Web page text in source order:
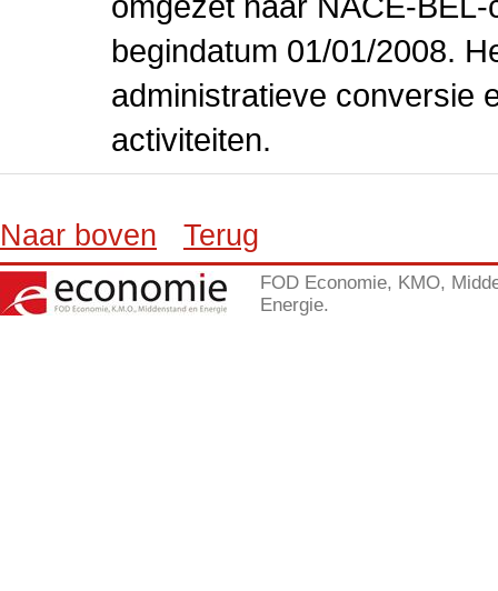
begindatum 01/01/2008.
administratieve conversie
activiteiten.
Naar boven Terug
FOD Economie, KMO,
Energie.